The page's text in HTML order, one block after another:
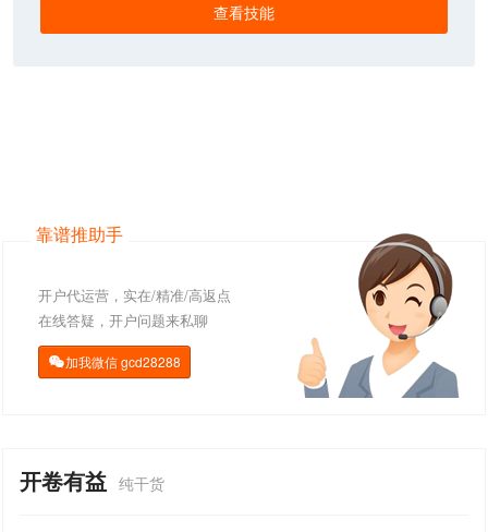
查看技能
靠谱推助手
开户代运营，实在/精准/高返点
在线答疑，开户问题来私聊
加我微信gcd28288
开卷有益 纯干货